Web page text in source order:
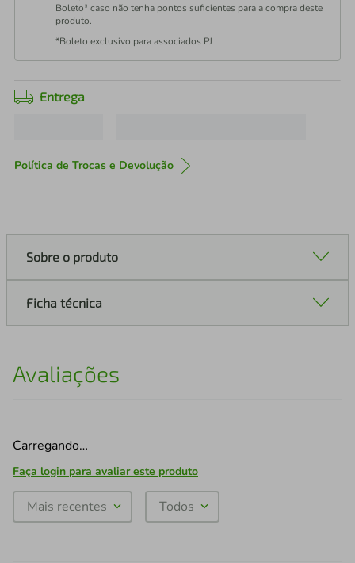
Boleto* caso não tenha pontos suficientes para a compra deste
produto.
*Boleto exclusivo para associados PJ
Entrega
Política de Trocas e Devolução
Sobre o produto
Ficha técnica
Avaliações
Carregando…
Faça login para avaliar este produto
Mais recentes Todos